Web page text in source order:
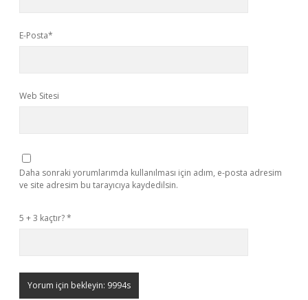
E-Posta*
Web Sitesi
Daha sonraki yorumlarımda kullanılması için adım, e-posta adresim
ve site adresim bu tarayıcıya kaydedilsin.
5 + 3 kaçtır?*